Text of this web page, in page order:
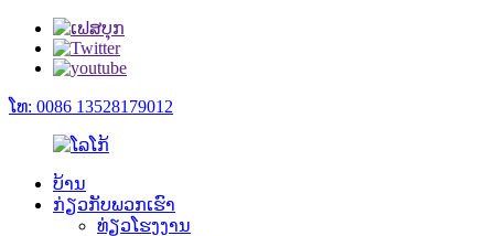
ໂທ: 0086 13528179012
ບ້ານ
ກ່ຽວ​ກັບ​ພວກ​ເຮົາ
ທ່ຽວໂຮງງານ